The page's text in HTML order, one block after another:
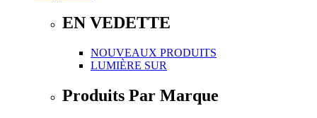
EN VEDETTE
NOUVEAUX PRODUITS
LUMIÈRE SUR
Produits Par Marque